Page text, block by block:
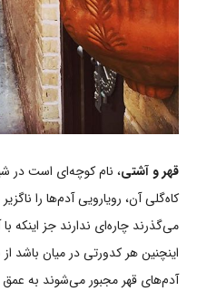
قهر و آشتی، نام کوچه‌ای است در
کاه‌گلی آن، رویارویی آدم‌ها را
می‌گذرند چاره‌ای ندارند جز اینکه
اینچنین هر کدورتی در میان
آدم‌های قهر مجبور می‌شوند به عمق